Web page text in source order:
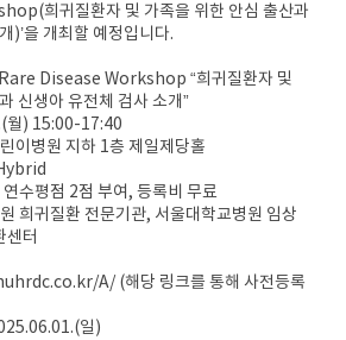
희귀질환자 및 가족을 위한 안심 출산과
)’을 개최할 예정입니다.
Disease Workshop “희귀질환자 및
신생아 유전체 검사 소개”
월) 15:00-17:40
이병원 지하 1층 제일제당홀
수평점 2점 부여, 등록비 무료
희귀질환 전문기관, 서울대학교병원 임상
센터
A/ (해당 링크를 통해 사전등록
일)